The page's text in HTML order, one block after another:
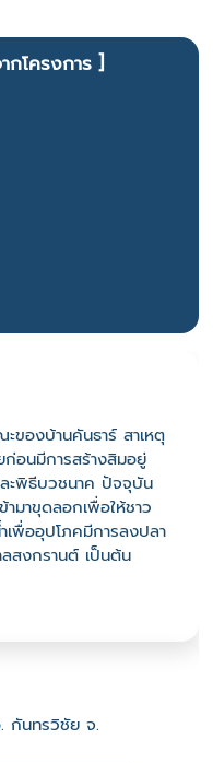
กโครงการ ]
ะของบ้านคันธาร์ สาเหตุ
ก่อนมีการสร้างสิมอยู่
ละพิธีบวชนาค ปัจจุบัน
ามาขุดลอกเพื่อให้ชาว
เพื่ออุปโภคมีการลงปลา
ลสงกรานต์ เป็นต้น
กันทรวิชัย จ.